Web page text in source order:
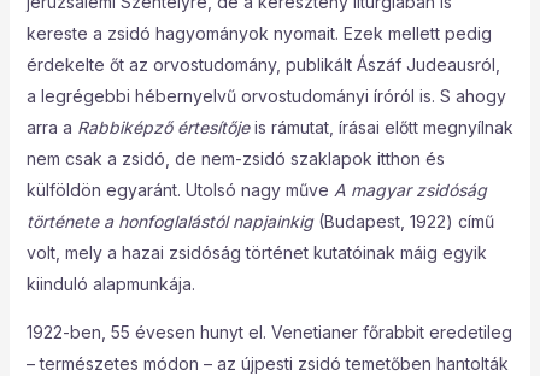
kereste a zsidó hagyományok nyomait. Ezek mellett pedig
érdekelte őt az orvostudomány, publikált Ászáf Judeausról,
a legrégebbi hébernyelvű orvostudományi íróról is. S ahogy
arra a Rabbiképző értesítőjeis rámutat, írásai előtt megnyílnak
nem csak a zsidó, de nem-zsidó szaklapok itthon és
külföldön egyaránt. Utolsó nagy műve A magyar zsidóság
története a honfoglalástól napjainkig(Budapest, 1922) című
volt, mely a hazai zsidóság történet kutatóinak máig egyik
kiinduló alapmunkája.
1922-ben, 55 évesen hunyt el. Venetianer főrabbit eredetileg
– természetes módon – az újpesti zsidó temetőben hantolták